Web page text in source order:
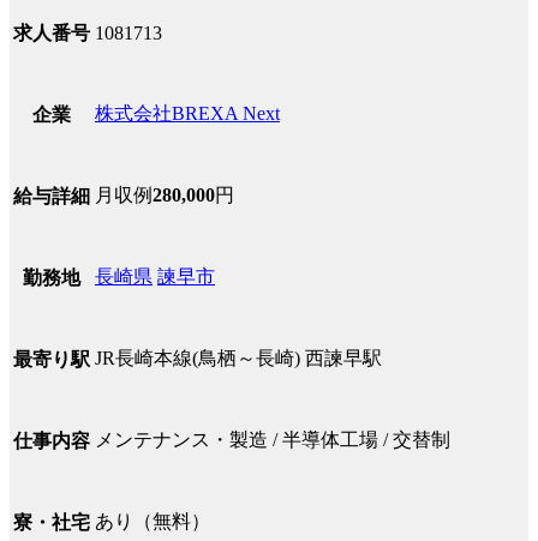
求人番号 1081713
企業 株式会社BREXA Next
給与詳細 月収例280,000円
勤務地 長崎県 諫早市
最寄り駅 JR長崎本線(鳥栖～長崎) 西諫早駅
仕事内容 メンテナンス・製造 / 半導体工場 / 交替制
寮・社宅 あり（無料）